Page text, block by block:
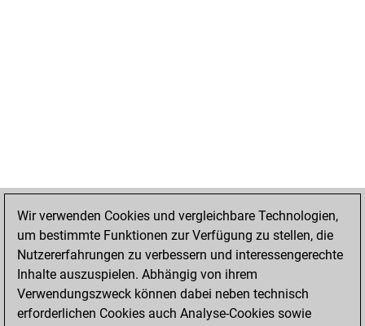
Wir verwenden Cookies und vergleichbare Technologien,
um bestimmte Funktionen zur Verfügung zu stellen, die
Nutzererfahrungen zu verbessern und interessengerechte
Inhalte auszuspielen. Abhängig von ihrem
Verwendungszweck können dabei neben technisch
erforderlichen Cookies auch Analyse-Cookies sowie